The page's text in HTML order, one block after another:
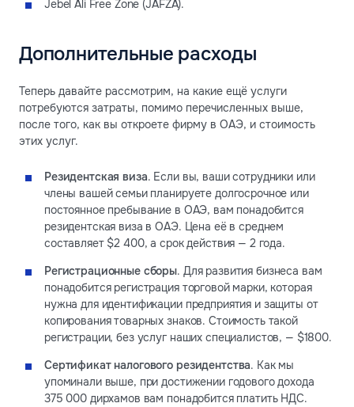
Jebel Ali Free Zone (JAFZA).
Дополнительные расходы
Теперь давайте рассмотрим, на какие ещё услуги
потребуются затраты, помимо перечисленных выше,
после того, как вы откроете фирму в ОАЭ, и стоимость
этих услуг.
Резидентская виза. Если вы, ваши сотрудники или
члены вашей семьи планируете долгосрочное или
постоянное пребывание в ОАЭ, вам понадобится
резидентская виза в ОАЭ. Цена её в среднем
составляет $2 400, а срок действия — 2 года.
Регистрационные сборы. Для развития бизнеса вам
понадобится регистрация торговой марки, которая
нужна для идентификации предприятия и защиты от
копирования товарных знаков. Стоимость такой
регистрации, без услуг наших специалистов, — $1800.
Сертификат налогового резидентства. Как мы
упоминали выше, при достижении годового дохода
375 000 дирхамов вам понадобится платить НДС.